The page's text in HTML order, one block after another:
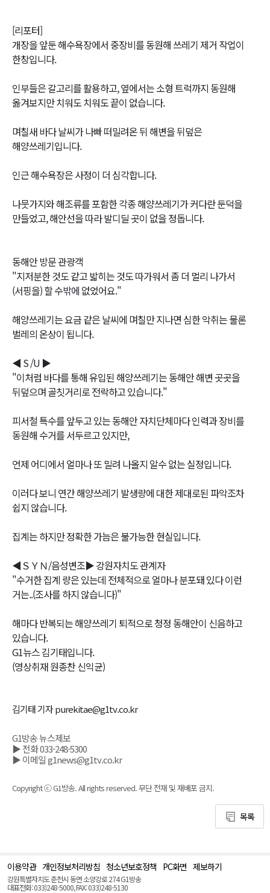
[리포터]
개장을 앞둔 해수욕장에서 중장비를 동원해 쓰레기 제거 작업이
한창입니다.
인부들은 갈고리를 활용하고, 옆에서는 소형 트럭까지 동원해
옮겨보지만 치워도 치워도 끝이 없습니다.
며칠새 바다 날씨가 나빠 떠밀려온 뒤 해변을 뒤덮은
해양쓰레기입니다.
인근 해수욕장은 사정이 더 심각합니다.
나뭇가지와 해조류를 포함한 각종 해양쓰레기가 커다란 둔덕을
만들었고, 해안선을 따라 발디딜 곳이 없을 정돕니다.
동해안 방문 관광객
"지저분한 것도 같고 밟히는 것도 따가워서 좀 더 멀리 나가서
(서핑을) 할 수밖에 없었어요."
해양쓰레기는 요금 같은 날씨에 며칠만 지나면 심한 악취는 물론
벌레의 온상이 됩니다.
◀ S /U ▶
"이처럼 바다를 통해 유입된 해양쓰레기는 동해안 해변 곳곳을
뒤덮으며 골칫거리로 전락하고 있습니다."
피서철 특수를 앞두고 있는 동해안 자치단체마다 인력과 장비를
동원해 수거를 서두르고 있지만,
언제 어디에서 얼마나 또 밀려 나올지 알수 없는 실정입니다.
이러다 보니 연간 해양쓰레기 발생량에 대한 제대로된 파악조차
쉽지 않습니다.
집계는 하지만 정확한 가늠은 불가능한 현실입니다.
◀ＳＹＮ/음성변조▶ 강원자치도 관계자
"수거한 집계 량은 있는데 전체적으로 얼마나 분포돼 있다 이런
거는..(조사를 하지 않습니다)"
해마다 반복되는 해양쓰레기 퇴적으로 청정 동해안이 신음하고
있습니다.
G1뉴스 김기태입니다.
(영상취재 원종찬 신익균)
김기태 기자 purekitae@g1tv.co.kr
G1방송 뉴스제보
▶ 전화 033-248-5300
▶ 이메일 g1news@g1tv.co.kr
Copyright ⓒ G1방송. All rights reserved. 무단 전재 및 재배포 금지.
목록
이용약관 개인정보처리방침 청소년보호정책 PC화면 제보하기
강원특별자치도 춘천시 동면 소양강로 274 G1방송
대표전화: 033)248-5000, FAX: 033)248-5130